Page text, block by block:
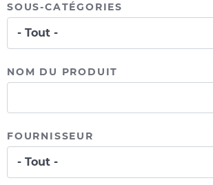
SOUS-CATÉGORIES
NOM DU PRODUIT
FOURNISSEUR